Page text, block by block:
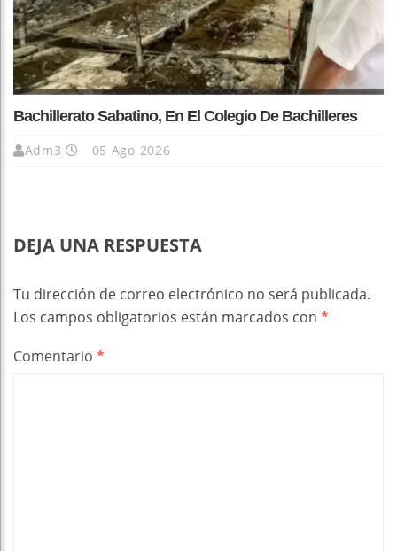
Bachillerato Sabatino, En El Colegio De Bachilleres
Adm3 05 Ago 2026
DEJA UNA RESPUESTA
Tu dirección de correo electrónico no será publicada.
Los campos obligatorios están marcados con *
Comentario *